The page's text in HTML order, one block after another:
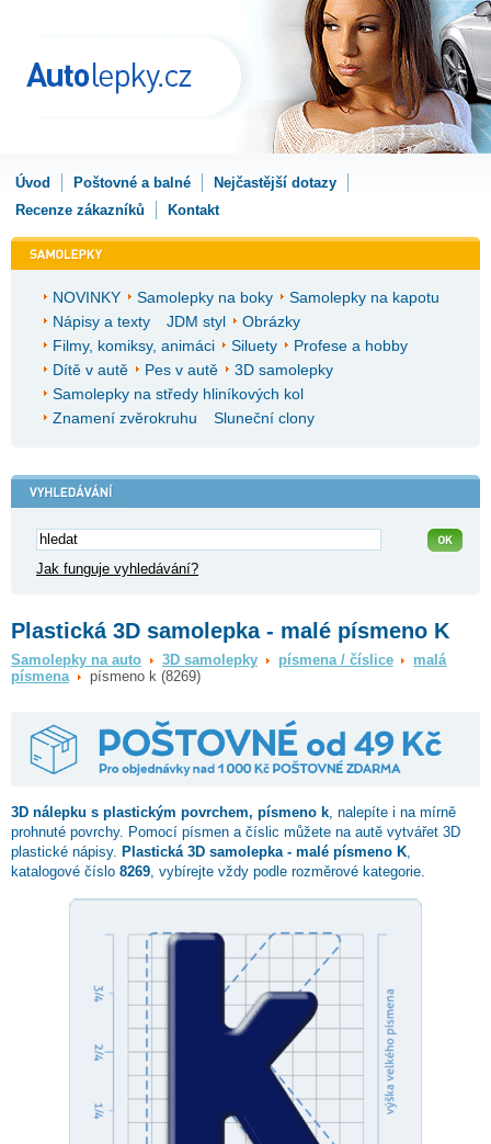
Úvod Poštovné a balné
Nejčastější dotazy
Recenze zákazníků
Kontakt
NOVINKY Samolepky na boky
Samolepky na kapotu
Nápisy a texty
JDM styl
Obrázky
Filmy, komiksy, animáci
Siluety
Profese a hobby
Dítě v autě
Pes v autě
3D samolepky
Samolepky na středy hliníkových kol
Znamení zvěrokruhu
Sluneční clony
Jak funguje vyhledávání?
Plastická 3D samolepka - malé písmeno K
Samolepky na auto 3D samolepky písmena / číslice
malá
písmena
písmeno k (8269)
3D nálepku s plastickým povrchem, písmeno k , nalepíte i na mírně
prohnuté povrchy. Pomocí písmen a číslic můžete na autě vytvářet 3D
plastické nápisy. Plastická 3D samolepka - malé písmeno K
katalogové číslo 8269 , vybírejte vždy podle rozměrové kategorie.